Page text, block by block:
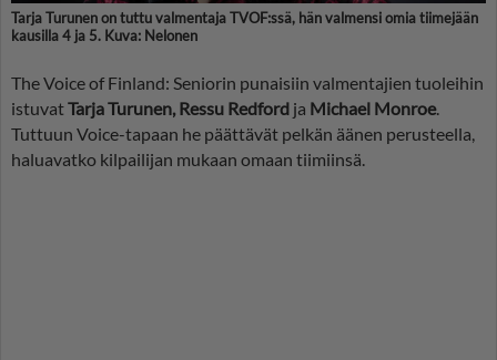
Tarja Turunen on tuttu valmentaja TVOF:ssä, hän valmensi omia tiimejään
kausilla 4 ja 5. Kuva: Nelonen
The Voice of Finland: Seniorin punaisiin valmentajien tuoleihin
istuvatTarja Turunen, Ressu Redford ja Michael Monroe.
Tuttuun Voice-tapaan he päättävät pelkän äänen perusteella,
haluavatko kilpailijan mukaan omaan tiimiinsä.